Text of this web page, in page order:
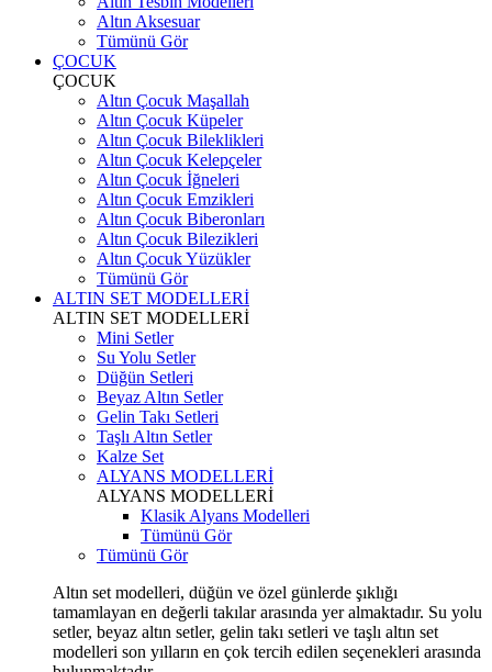
Altın Aksesuar
Tümünü Gör
ÇOCUK
ÇOCUK
Altın Çocuk Maşallah
Altın Çocuk Küpeler
Altın Çocuk Bileklikleri
Altın Çocuk Kelepçeler
Altın Çocuk İğneleri
Altın Çocuk Emzikleri
Altın Çocuk Biberonları
Altın Çocuk Bilezikleri
Altın Çocuk Yüzükler
Tümünü Gör
ALTIN SET MODELLERİ
ALTIN SET MODELLERİ
Mini Setler
Su Yolu Setler
Düğün Setleri
Beyaz Altın Setler
Gelin Takı Setleri
Taşlı Altın Setler
Kalze Set
ALYANS MODELLERİ
ALYANS MODELLERİ
Klasik Alyans Modelleri
Tümünü Gör
Tümünü Gör
Altın set modelleri, düğün ve özel günlerde şıklığı
tamamlayan en değerli takılar arasında yer almaktadır. Su yolu
setler, beyaz altın setler, gelin takı setleri ve taşlı altın set
modelleri son yılların en çok tercih edilen seçenekleri arasında